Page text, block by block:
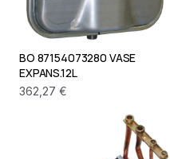
BO 87154073280 VASE
EXPANS.12L
362,27 €